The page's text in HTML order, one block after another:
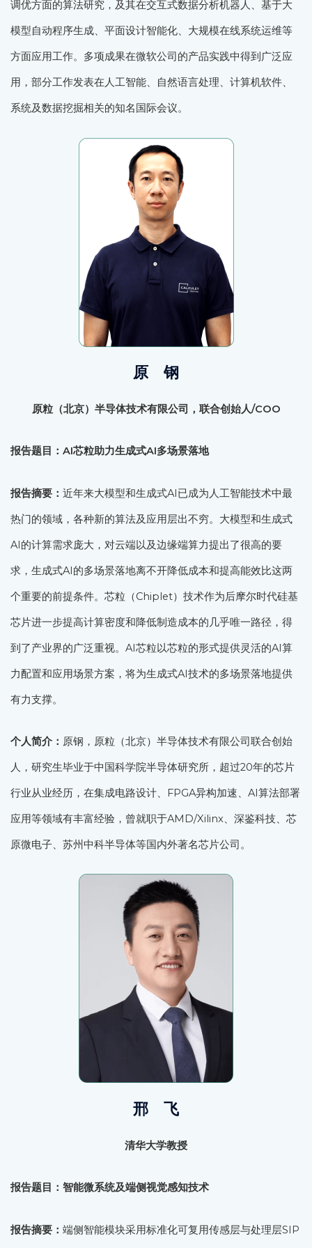
调优方面的算法研究，及其在交互式数据分析机器人、基于大
模型自动程序生成、平面设计智能化、大规模在线系统运维等
方面应用工作。多项成果在微软公司的产品实践中得到广泛应
用，部分工作发表在人工智能、自然语言处理、计算机软件、
系统及数据挖掘相关的知名国际会议。
原 钢
原粒（北京）半导体技术有限公司，联合创始人/COO
报告题目： AI芯粒助力生成式AI多场景落地
报告摘要： 近年来大模型和生成式AI已成为人工智能技术中最
热门的领域，各种新的算法及应用层出不穷。大模型和生成式
AI的计算需求庞大，对云端以及边缘端算力提出了很高的要
求，生成式AI的多场景落地离不开降低成本和提高能效比这两
个重要的前提条件。芯粒（Chiplet）技术作为后摩尔时代硅基
芯片进一步提高计算密度和降低制造成本的几乎唯一路径，得
到了产业界的广泛重视。AI芯粒以芯粒的形式提供灵活的AI算
力配置和应用场景方案，将为生成式AI技术的多场景落地提供
有力支撑。
个人简介： 原钢，原粒（北京）半导体技术有限公司联合创始
人，研究生毕业于中国科学院半导体研究所，超过20年的芯片
行业从业经历，在集成电路设计、FPGA异构加速、AI算法部署
应用等领域有丰富经验，曾就职于AMD/Xilinx、深鉴科技、芯
原微电子、苏州中科半导体等国内外著名芯片公司。
邢 飞
清华大学教授
报告题目：智能微系统及端侧视觉感知技术
报告摘要： 端侧智能模块采用标准化可复用传感层与处理层SIP